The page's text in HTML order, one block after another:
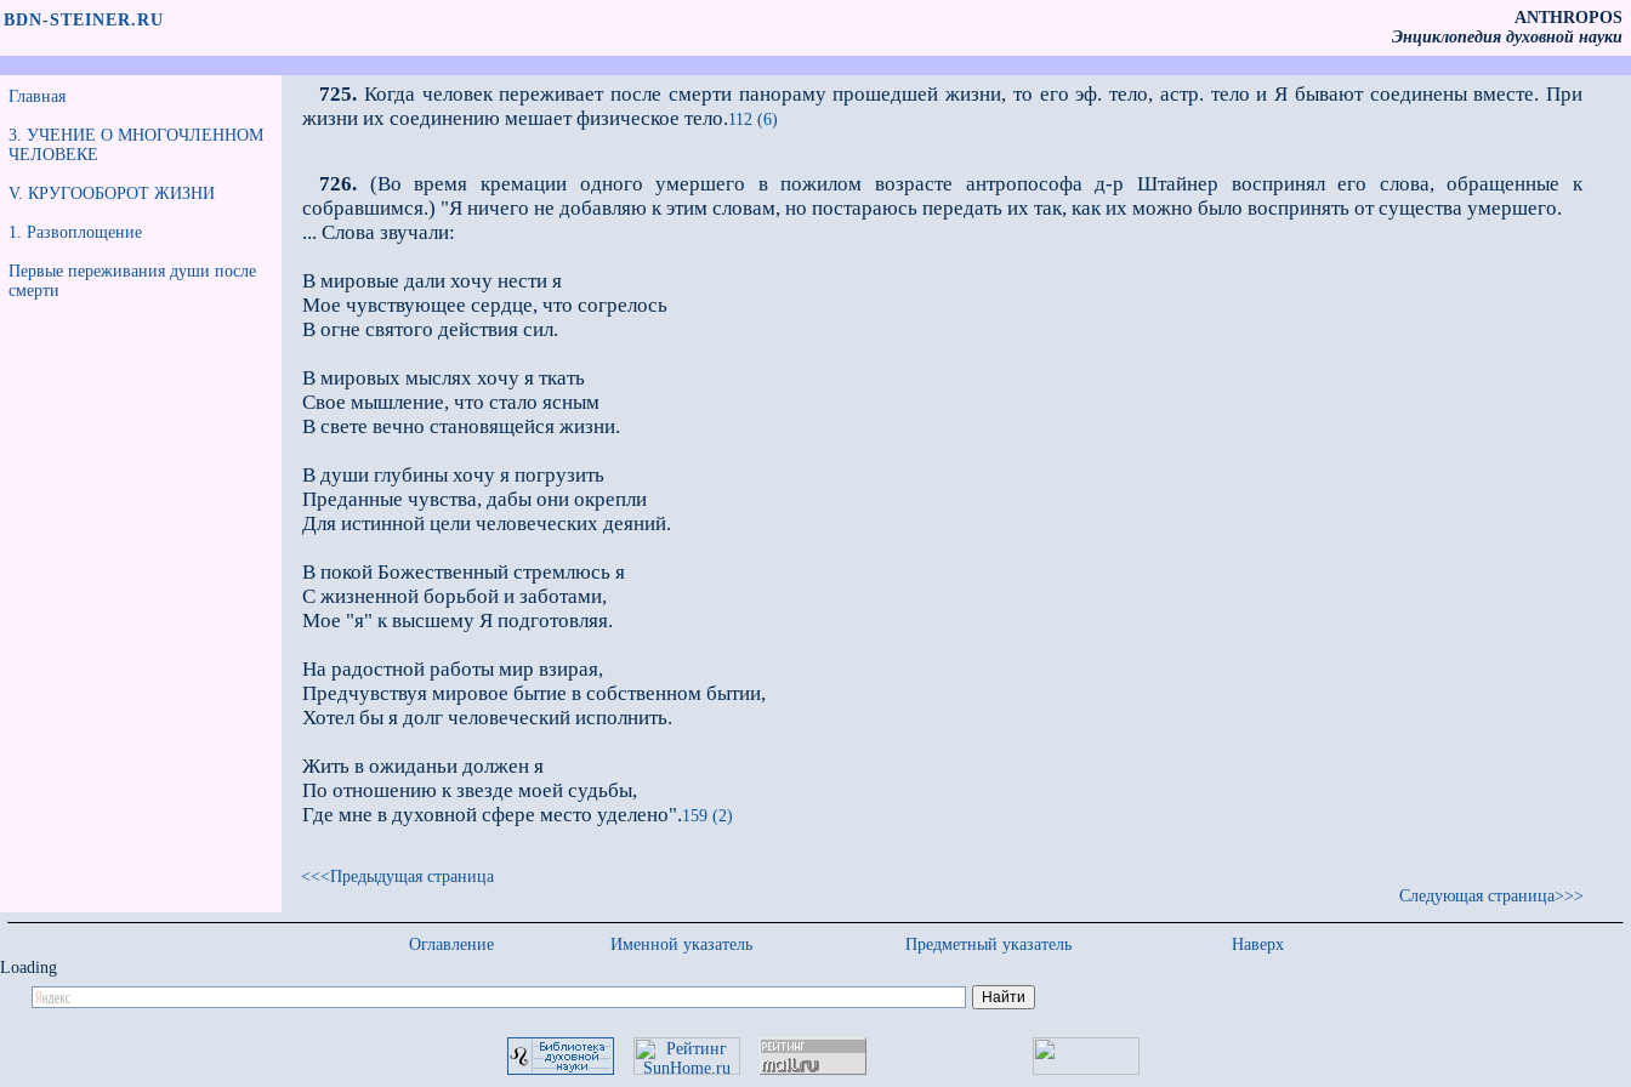
BDN-STEINER.RU
ANTHROPOS
Энциклопедия духовной науки
Главная
3. УЧЕНИЕ О МНОГОЧЛЕННОМ
ЧЕЛОВЕКЕ
V. КРУГООБОРОТ ЖИЗНИ
1. Развоплощение
Первые переживания души после
смерти
725. Когда человек переживает после смерти панораму прошедшей жизни, то его эф. тело, астр. тело и Я бывают соединены вместе. При
жизни их соединению мешает физическое тело.112 (6)
726. (Во время кремации одного умершего в пожилом возрасте антропософа д-р Штайнер воспринял его слова, обращенные к
собравшимся.) "Я ничего не добавляю к этим словам, но поста­раюсь передать их так, как их можно было воспринять от существа умершего.
... Слова звучали:
В мировые дали хочу нести я
Мое чувствующее сердце, что согрелось
В огне святого действия сил.
В мировых мыслях хочу я ткать
Свое мышление, что стало ясным
В свете вечно становящейся жизни.
В души глубины хочу я погрузить
Преданные чувства, дабы они окрепли
Для истинной цели человеческих деяний.
В покой Божественный стремлюсь я
С жизненной борьбой и заботами,
Мое "я" к высшему Я подготовляя.
На радостной работы мир взирая,
Предчувствуя мировое бытие в собственном бытии,
Хотел бы я долг человеческий исполнить.
Жить в ожиданьи должен я
По отношению к звезде моей судьбы,
Где мне в духовной сфере место уделено".159 (2)
<<<Предыдущая страница
Следующая страница>>>
Оглавление Именной указатель Предметный указатель
Наверх
Loading